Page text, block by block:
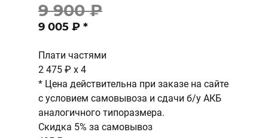
9 900 ₽
9 005 ₽ *
Плати частями
2 475 ₽ x 4
* Цена действительна при заказе на сайте
с условием самовывоза и сдачи б/у АКБ
аналогичного типоразмера.
Скидка 5% за самовывоз